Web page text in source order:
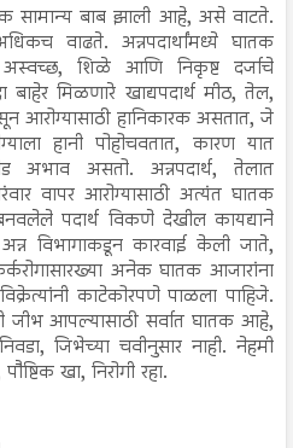
बाब झाली आहे, असे वाटते.
वाढते. अन्नपदार्थांमध्ये घातक
अस्वच्छ, शिळे आणि निकृष्ट दर्जाचे
बाहेर मिळणारे खाद्यपदार्थ मीठ, तेल,
आरोग्यासाठी हानिकारक असतात, जे
हानी पोहोचवतात, कारण यात
अभाव असतो. अन्नपदार्थ, तेलात
वापर आरोग्यासाठी अत्यंत घातक
पदार्थ विकणे देखील कायद्याने
विभागाकडून कारवाई केली जाते,
अनेक घातक आजारांना
काटेकोरपणे पाळला पाहिजे.
जीभ आपल्यासाठी सर्वात घातक आहे,
जिभेच्या चवीनुसार नाही. नेहमी
खा, निरोगी रहा.